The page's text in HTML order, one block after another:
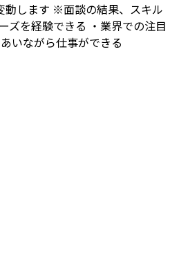
動します ※面談の結果、スキル
ズを経験できる ・業界での注目
いながら仕事ができる